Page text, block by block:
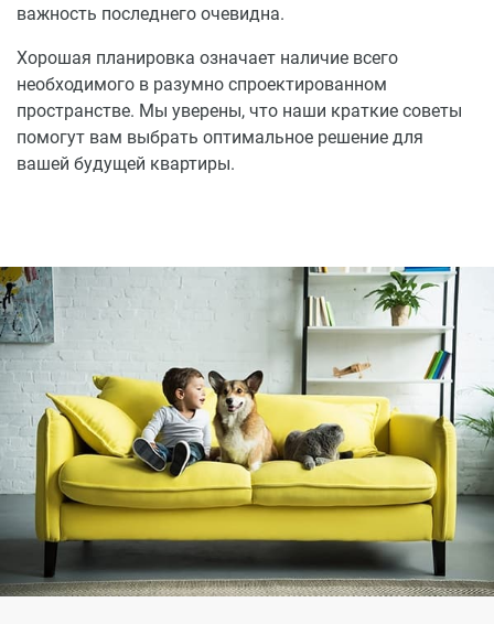
важность последнего очевидна.
Хорошая планировка означает наличие всего
необходимого в разумно спроектированном
пространстве. Мы уверены, что наши краткие советы
помогут вам выбрать оптимальное решение для
вашей будущей квартиры.